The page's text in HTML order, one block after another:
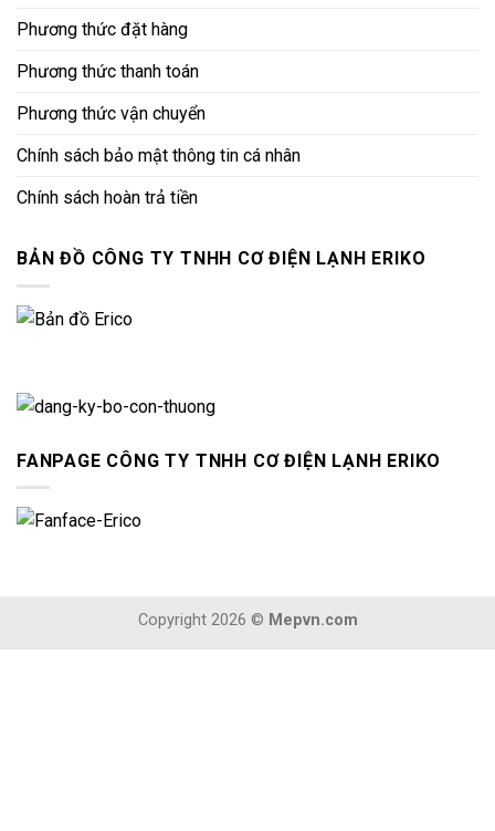
Phương thức đặt hàng
Phương thức thanh toán
Phương thức vận chuyển
Chính sách bảo mật thông tin cá nhân
Chính sách hoàn trả tiền
BẢN ĐỒ CÔNG TY TNHH CƠ ĐIỆN LẠNH ERIKO
FANPAGE CÔNG TY TNHH CƠ ĐIỆN LẠNH ERIKO
Copyright 2026 © Mepvn.com